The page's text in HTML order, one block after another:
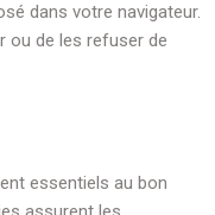
dans votre navigateur.
ou de les refuser de
essentiels au bon